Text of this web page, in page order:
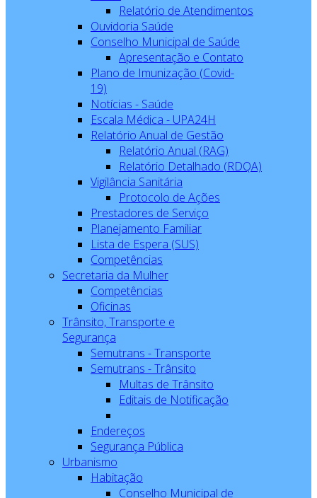
Relatório de Atendimentos
Ouvidoria Saúde
Conselho Municipal de Saúde
Apresentação e Contato
Plano de Imunização (Covid-
19)
Notícias - Saúde
Escala Médica - UPA24H
Relatório Anual de Gestão
Relatório Anual (RAG)
Relatório Detalhado (RDQA)
Vigilância Sanitária
Protocolo de Ações
Prestadores de Serviço
Planejamento Familiar
Lista de Espera (SUS)
Competências
Secretaria da Mulher
Competências
Oficinas
Trânsito, Transporte e
Segurança
Semutrans - Transporte
Semutrans - Trânsito
Multas de Trânsito
Editais de Notificação
Endereços
Segurança Pública
Urbanismo
Habitação
Conselho Municipal de